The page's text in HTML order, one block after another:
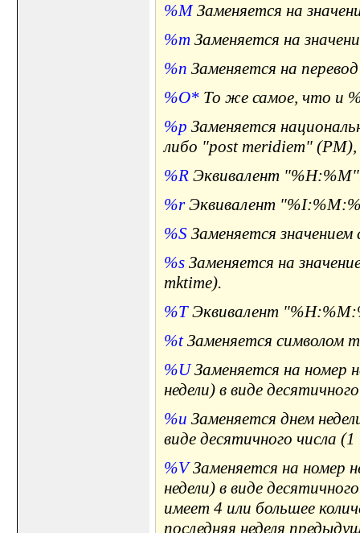
%MЗаменяется на
%m Заменяется на
%n Заменяется на
%O* То же самое, что и
%p Заменяется
либо "post meridiem"
%R Эквивалент
%rЭквивалент
%S Заменяется значением
%s Заменяется на
mktime).
%TЭквивалент
%tЗаменяется символом
%UЗаменяется на номер
недели) в виде
%u Заменяется днем
виде десятичного числа (1
%VЗаменяется на номер
недели) в виде
имеет 4 или большее
последняя неделя